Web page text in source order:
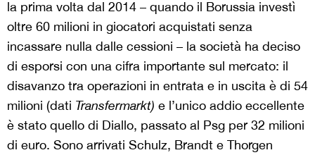
la prima volta dal 2014 – quando il Borussia investì
oltre 60 milioni in giocatori acquistati senza
incassare nulla dalle cessioni – la società ha deciso
di esporsi con una cifra importante sul mercato: il
disavanzo tra operazioni in entrata e in uscita è di 54
milioni (dati Transfermarkt) e l’unico addio eccellente
è stato quello di Diallo, passato al Psg per 32 milioni
di euro. Sono arrivati Schulz, Brandt e Thorgen